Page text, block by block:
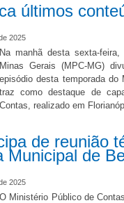
últimos
2025
Na manhã desta sexta-
Minas Gerais (MPC-MG)
episódio desta temporada
traz como destaque de
Contas, realizado em
de reunião
Municipal de
2025
O Ministério Público de